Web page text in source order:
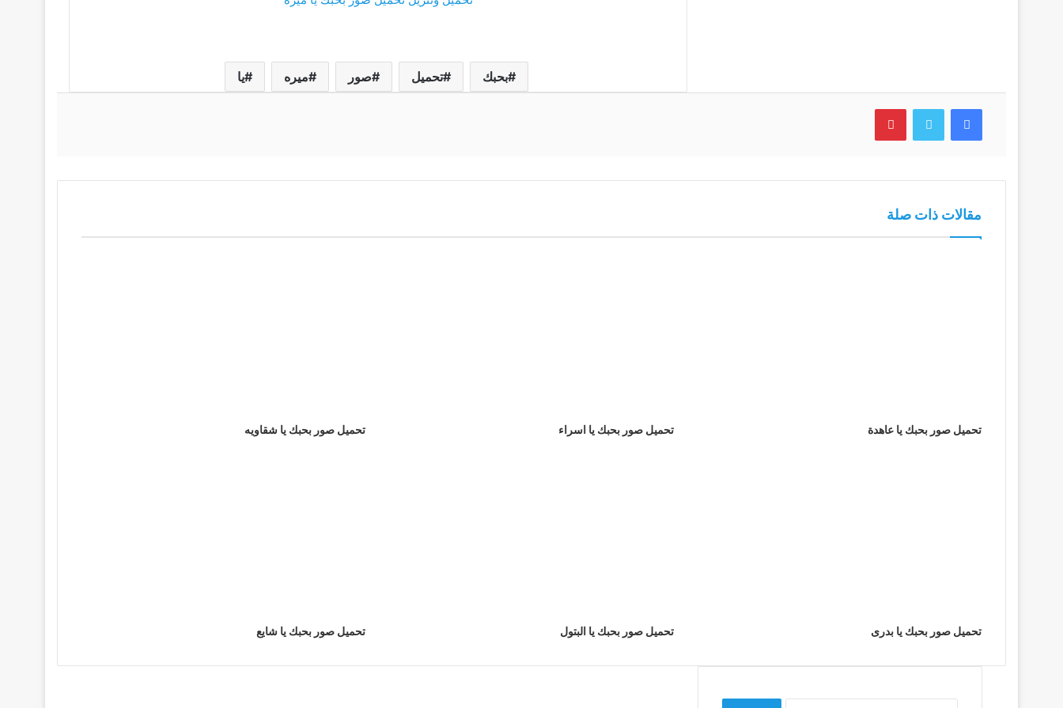
بحبك تحميل صور ميره يا
فيسبوك تويتر بينتيريست
مقالات ذات صلة
تحميل صور بحبك يا عاهدة تحميل صور بحبك يا اسراء تحميل صور بحبك يا شقاويه
تحميل صور بحبك يا بدرى تحميل صور بحبك يا البتول تحميل صور بحبك يا شايع